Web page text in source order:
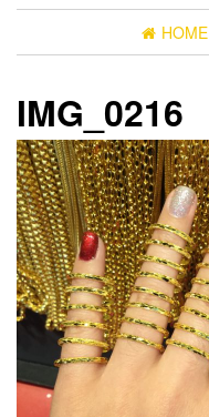
HOME
IMG_0216